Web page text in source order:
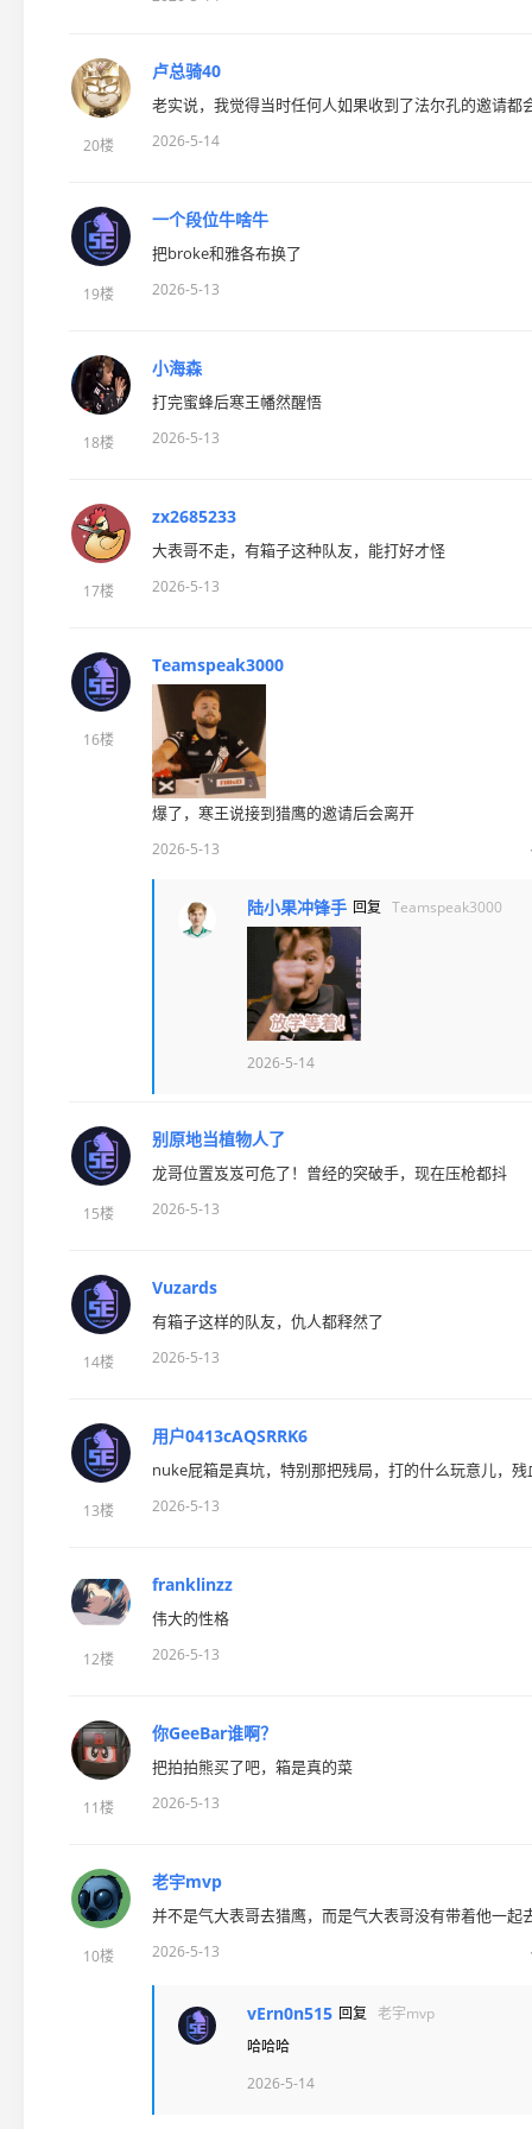
20楼
卢总骑40
老实说，我觉得当时任何人如果收到了法尔孔的邀请都
2026-5-14
19楼
一个段位牛啥牛
把broke和雅各布换了
2026-5-13
18楼
小海森
打完蜜蜂后寒王幡然醒悟
2026-5-13
17楼
zx2685233
大表哥不走，有箱子这种队友，能打好才怪
2026-5-13
16楼
Teamspeak3000
爆了，寒王说接到猎鹰的邀请后会离开
2026-5-13
陆小果冲锋手 回复 Teamspeak3000
2026-5-14
15楼
别原地当植物人了
龙哥位置岌岌可危了！曾经的突破手，现在压枪都抖
2026-5-13
14楼
Vuzards
有箱子这样的队友，仇人都释然了
2026-5-13
13楼
用户0413cAQSRRK6
nuke屁箱是真坑，特别那把残局，打的什么玩意儿，
2026-5-13
12楼
franklinzz
伟大的性格
2026-5-13
11楼
你GeeBar谁啊？
把拍拍熊买了吧，箱是真的菜
2026-5-13
10楼
老宇mvp
并不是气大表哥去猎鹰，而是气大表哥没有带着他一起
2026-5-13
vErn0n515 回复
老宇mvp
哈哈哈
2026-5-14